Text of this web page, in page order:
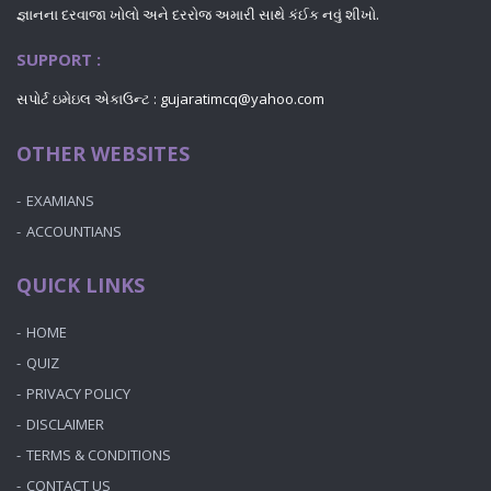
જ્ઞાનના દરવાજા ખોલો અને દરરોજ અમારી સાથે કંઈક નવું શીખો.
SUPPORT :
સપોર્ટ ઇમેઇલ એકાઉન્ટ : gujaratimcq@yahoo.com
OTHER WEBSITES
EXAMIANS
ACCOUNTIANS
QUICK LINKS
HOME
QUIZ
PRIVACY POLICY
DISCLAIMER
TERMS & CONDITIONS
CONTACT US